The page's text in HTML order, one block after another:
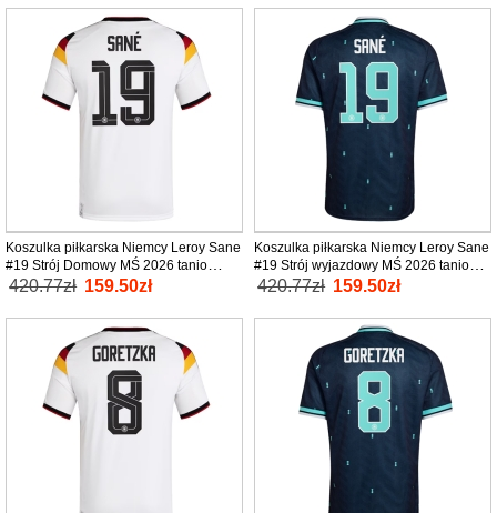
Koszulka piłkarska Niemcy Leroy Sane
#19 Strój Domowy MŚ 2026 tanio
Krótki Rękaw
420.77zł 159.50zł
Koszulka piłkarska Niemcy Leroy Sane
#19 Strój wyjazdowy MŚ 2026 tanio
Krótki Rękaw
420.77zł 159.50zł